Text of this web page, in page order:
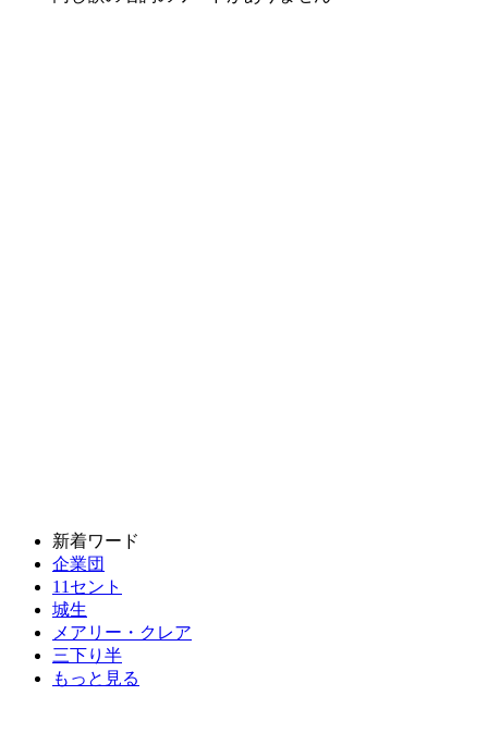
新着ワード
企業団
11セント
城生
メアリー・クレア
三下り半
もっと見る